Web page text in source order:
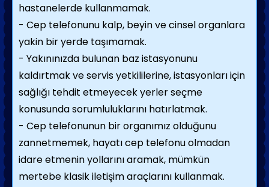
hastanelerde kullanmamak.
- Cep telefonunu kalp, beyin ve cinsel organlara
yakin bir yerde taşımamak.
- Yakınınızda bulunan baz istasyonunu
kaldırtmak ve servis yetkililerine, istasyonları için
sağlığı tehdit etmeyecek yerler seçme
konusunda sorumluluklarını hatırlatmak.
- Cep telefonunun bir organımız olduğunu
zannetmemek, hayatı cep telefonu olmadan
idare etmenin yollarını aramak, mümkün
mertebe klasik iletişim araçlarını kullanmak.